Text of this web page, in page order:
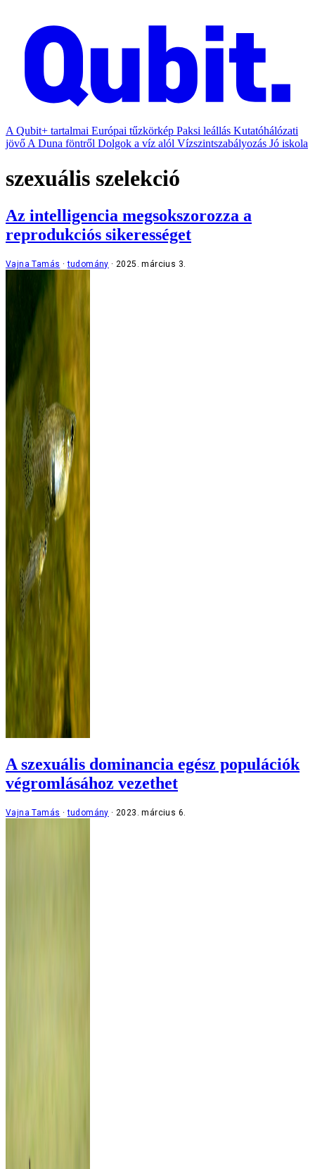
A Qubit+ tartalmai Európai tűzkörkép Paksi leállás Kutatóhálózati
jövő A Duna föntről Dolgok a víz alól Vízszintszabályozás Jó iskola
szexuális szelekció
Az intelligencia megsokszorozza a
reprodukciós sikerességet
Vajna Tamás tudomány 2025. március 3.
A szexuális dominancia egész populációk
végromlásához vezethet
Vajna Tamás tudomány 2023. március 6.